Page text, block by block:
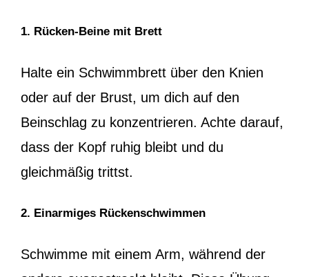
1. Rücken-Beine mit Brett
Halte ein Schwimmbrett über den Knien
oder auf der Brust, um dich auf den
Beinschlag zu konzentrieren. Achte darauf,
dass der Kopf ruhig bleibt und du
gleichmäßig trittst.
2. Einarmiges Rückenschwimmen
Schwimme mit einem Arm, während der